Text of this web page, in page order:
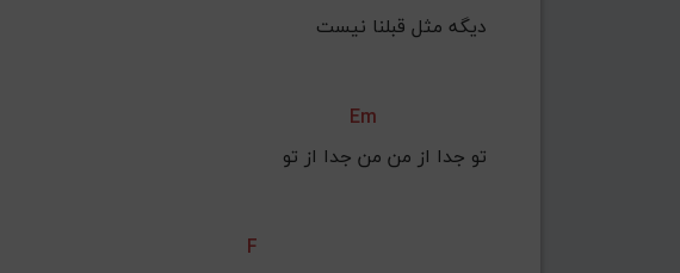
دﻳﮕﻪ ﻣﺜﻞ ﻗﺒﻠﻨﺎ ﻧﻴﺴﺖ
Em
ﺗﻮ ﺟﺪا از ﻣﻦ ﻣﻦ ﺟﺪا از ﺗﻮ
F